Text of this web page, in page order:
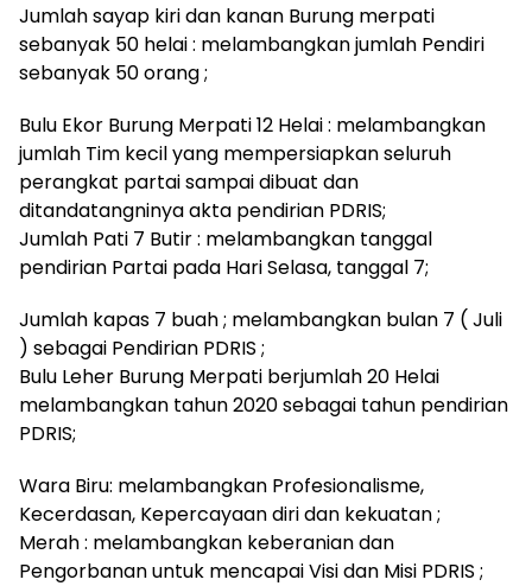
Jumlah sayap kiri dan kanan Burung merpati
sebanyak 50 helai : melambangkan jumlah Pendiri
sebanyak 50 orang ;
Bulu Ekor Burung Merpati 12 Helai : melambangkan
jumlah Tim kecil yang mempersiapkan seluruh
perangkat partai sampai dibuat dan
ditandatangninya akta pendirian PDRIS;
Jumlah Pati 7 Butir : melambangkan tanggal
pendirian Partai pada Hari Selasa, tanggal 7;
Jumlah kapas 7 buah ; melambangkan bulan 7 ( Juli
) sebagai Pendirian PDRIS ;
Bulu Leher Burung Merpati berjumlah 20 Helai
melambangkan tahun 2020 sebagai tahun pendirian
PDRIS;
Wara Biru: melambangkan Profesionalisme,
Kecerdasan, Kepercayaan diri dan kekuatan ;
Merah : melambangkan keberanian dan
Pengorbanan untuk mencapai Visi dan Misi PDRIS ;